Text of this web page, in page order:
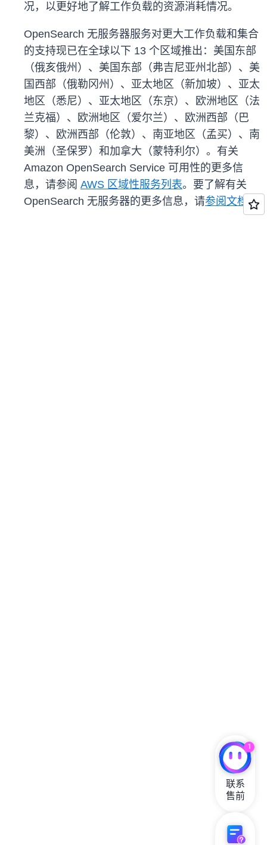
况，以更好地了解工作负载的资源消耗情况。
OpenSearch 无服务器服务对更大工作负载和集合
的支持现已在全球以下 13 个区域推出：美国东部
（俄亥俄州）、美国东部（弗吉尼亚州北部）、美
国西部（俄勒冈州）、亚太地区（新加坡）、亚太
地区（悉尼）、亚太地区（东京）、欧洲地区（法
兰克福）、欧洲地区（爱尔兰）、欧洲西部（巴
黎）、欧洲西部（伦敦）、南亚地区（孟买）、南
美洲（圣保罗）和加拿大（蒙特利尔）。有关
Amazon OpenSearch Service 可用性的更多信
息，请参阅 AWS 区域性服务列表。要了解有关
OpenSearch 无服务器的更多信息，请参阅文档 。
1
联系
售前